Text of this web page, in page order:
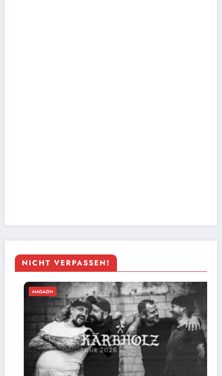
NICHT VERPASSEN!
MAGAZIN